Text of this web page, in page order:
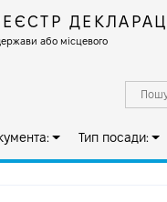
або місцевого
Тип посади: